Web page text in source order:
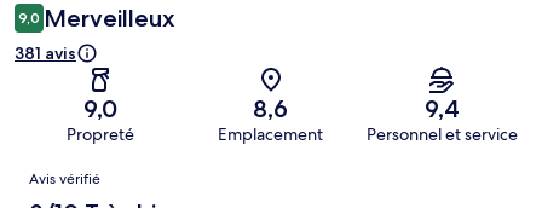
9,0 Merveilleux
381 avis
9,0
Propreté
8,6
Emplacement
9,4
Personnel et service
Avis
Avis vérifié